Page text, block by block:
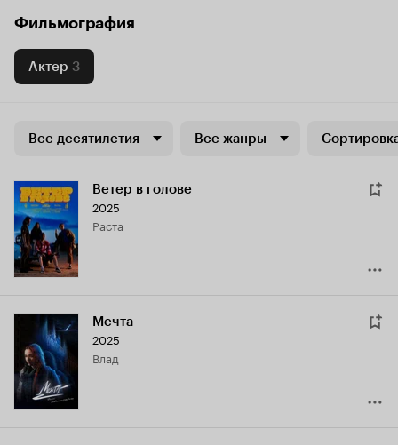
Фильмография
Актер 3
Все десятилетия Все жанры
Ветер в голове
2025
Раста
Мечта
2025
Влад